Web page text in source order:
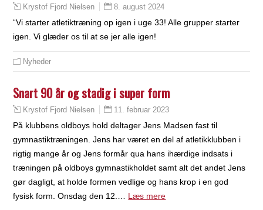
Krystof Fjord Nielsen 8. august 2024
“Vi starter atletiktræning op igen i uge 33! Alle grupper starter
igen. Vi glæder os til at se jer alle igen!
Nyheder
Snart 90 år og stadig i super form
Krystof Fjord Nielsen 11. februar 2023
På klubbens oldboys hold deltager Jens Madsen fast til
gymnastiktræningen. Jens har været en del af atletikklubben i
rigtig mange år og Jens formår qua hans ihærdige indsats i
træningen på oldboys gymnastikholdet samt alt det andet Jens
gør dagligt, at holde formen vedlige og hans krop i en god
fysisk form. Onsdag den 12.… Læs mere